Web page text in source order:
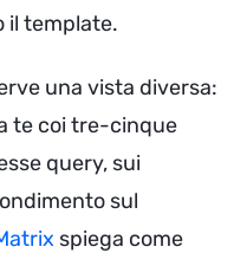
il template.
una vista diversa:
te coi tre-cinque
query, sui
sul
spiega come